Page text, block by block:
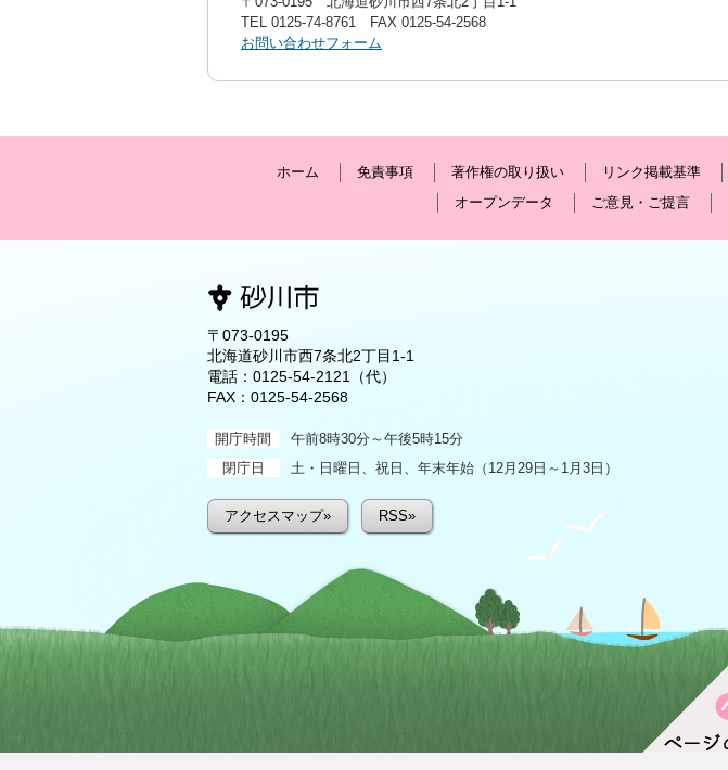
TEL 0125-74-8761 FAX 0125-54-2568
お問い合わせフォーム
ホーム 免責事項 著作権の取り扱い リンク掲載基準
オープンデータ
ご意見・ご提言
〒073-0195
北海道砂川市西7条北2丁目1-1
電話： 0125-54-2121
（代）
FAX：0125-54-2568
開庁時間
午前8時30分～午後5時15分
閉庁日
土・日曜日、祝日、年末年始（12月29日～1月3日）
アクセスマップ» RSS»